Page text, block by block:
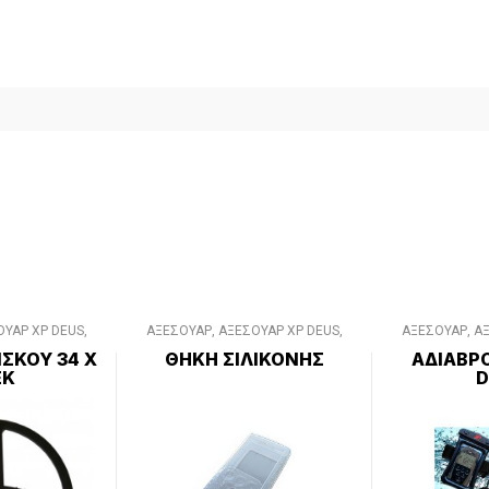
XP DEUS
34 Χ
ΑΞΕΣΟΥΑΡ ΑΞΕΣΟΥΑΡ XP DEUS
ΘΗΚΗ ΣΙΛΙΚΟΝΗΣ
ΑΞΕΣΟΥΑΡ